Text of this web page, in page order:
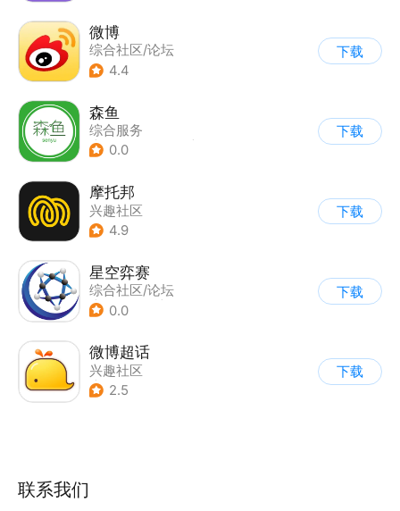
微博
综合社区/论坛
4.4
下载
森鱼
综合服务
| 综合社区/论坛
0.0
下载
摩托邦
兴趣社区
4.9
下载
星空弈赛
综合社区/论坛
| 兴趣社区
0.0
下载
微博超话
兴趣社区
| 综合社区/论坛
2.5
下载
联系我们